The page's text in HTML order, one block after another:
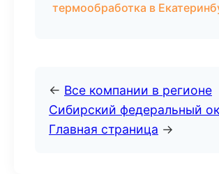
термообработка в
← Все компании в регионе
Сибирский федеральный
Главная страница →